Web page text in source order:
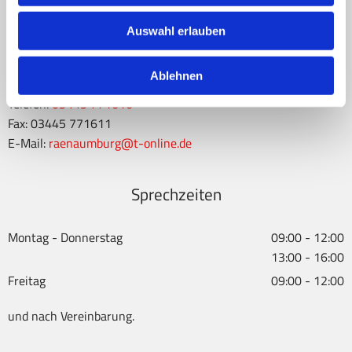
Auswahl erlauben
Ablehnen
&Paulus Rechtsanwälte
Hallesche Straße 13
Telefon:03445 771616
Fax: 03445 771611
E-Mail: raenaumburg@t-online.de
Sprechzeiten
Montag - Donnerstag
09:00 - 12:00
13:00 - 16:00
Freitag
09:00 - 12:00
und nach Vereinbarung.